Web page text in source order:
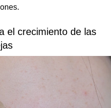
el crecimiento de las